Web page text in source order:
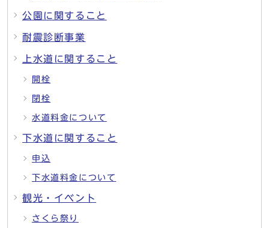
公園に関すること
耐震診断事業
上水道に関すること
開栓
閉栓
水道料金について
下水道に関すること
申込
下水道料金について
観光・イベント
さくら祭り